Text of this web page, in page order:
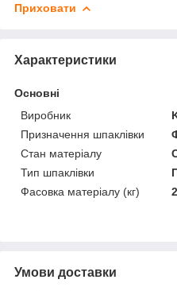
Приховати
Характеристики
Основні
Виробник
Призначення шпаклівки
Стан матеріалу
Тип шпаклівки
Фасовка матеріалу (кг)
Умови доставки